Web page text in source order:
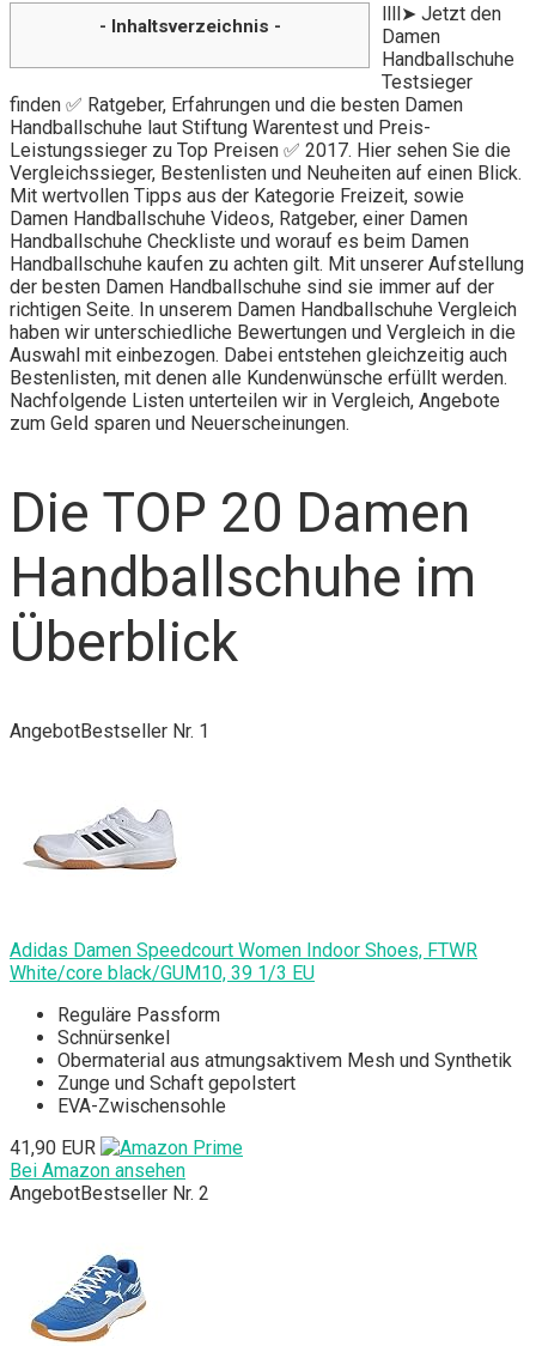
- Inhaltsverzeichnis -
llll➤ Jetzt den
Damen
Handballschuhe
Testsieger
finden ✅ Ratgeber, Erfahrungen und die besten Damen
Handballschuhe laut Stiftung Warentest und Preis-
Leistungssieger zu Top Preisen ✅ 2017. Hier sehen Sie die
Vergleichssieger, Bestenlisten und Neuheiten auf einen Blick.
Mit wertvollen Tipps aus der Kategorie Freizeit, sowie
Damen Handballschuhe Videos, Ratgeber, einer Damen
Handballschuhe Checkliste und worauf es beim Damen
Handballschuhe kaufen zu achten gilt. Mit unserer Aufstellung
der besten Damen Handballschuhe sind sie immer auf der
richtigen Seite. In unserem Damen Handballschuhe Vergleich
haben wir unterschiedliche Bewertungen und Vergleich in die
Auswahl mit einbezogen. Dabei entstehen gleichzeitig auch
Bestenlisten, mit denen alle Kundenwünsche erfüllt werden.
Nachfolgende Listen unterteilen wir in Vergleich, Angebote
zum Geld sparen und Neuerscheinungen.
Die TOP 20 Damen
Handballschuhe im
Überblick
AngebotBestseller Nr. 1
Adidas Damen Speedcourt Women Indoor Shoes, FTWR
White/core black/GUM10, 39 1/3 EU
Reguläre Passform
Schnürsenkel
Obermaterial aus atmungsaktivem Mesh und Synthetik
Zunge und Schaft gepolstert
EVA-Zwischensohle
41,90 EUR
Bei Amazon ansehen
AngebotBestseller Nr. 2